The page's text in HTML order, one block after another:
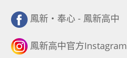
鳳新・奉心 - 鳳新高中
鳳新高中官方Instagram